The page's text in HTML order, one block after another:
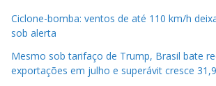
Ciclone-bomba: ventos de até 110 km/h
sob alerta
Mesmo sob tarifaço de Trump, Brasil bate
exportações em julho e superávit cresce